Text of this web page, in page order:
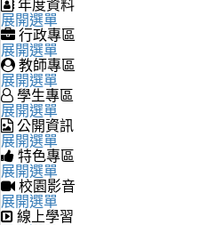
展開選單
行政專區
展開選單
教師專區
展開選單
學生專區
展開選單
公開資訊
展開選單
特色專區
展開選單
校園影音
展開選單
線上學習